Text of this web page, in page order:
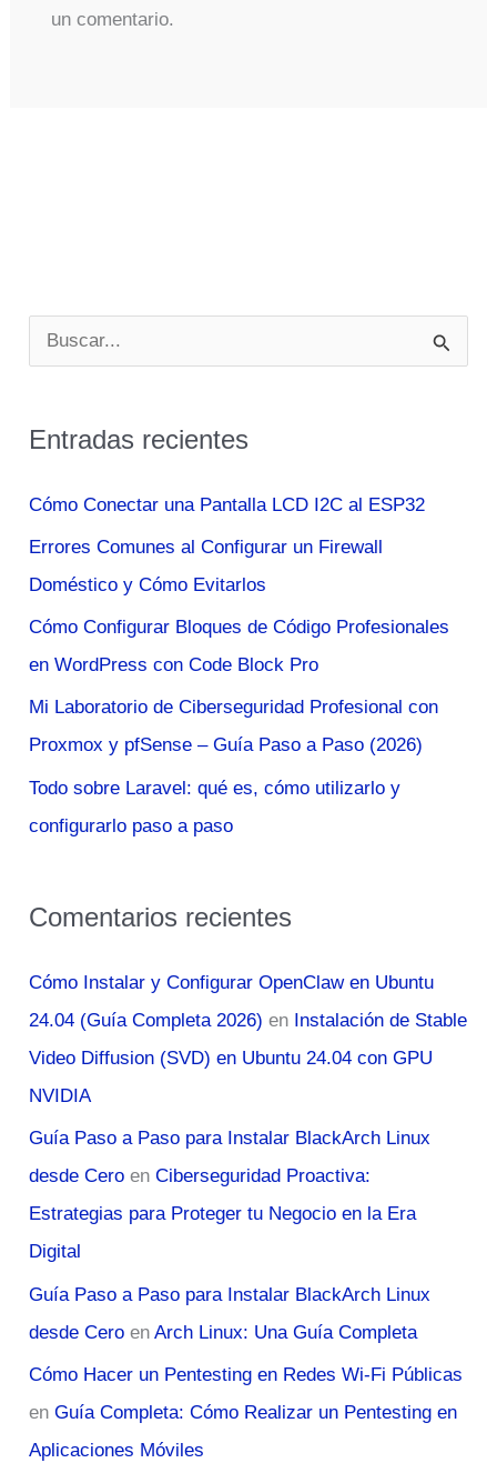
un comentario.
u
c
p
o
r
:
Entradas recientes
Cómo Conectar una Pantalla LCD I2C al ESP32
Errores Comunes al Configurar un Firewall
Doméstico y Cómo Evitarlos
Cómo Configurar Bloques de Código Profesionales
en WordPress con Code Block Pro
Mi Laboratorio de Ciberseguridad Profesional con
Proxmox y pfSense – Guía Paso a Paso (2026)
Todo sobre Laravel: qué es, cómo utilizarlo y
configurarlo paso a paso
Comentarios recientes
Cómo Instalar y Configurar OpenClaw en Ubuntu
24.04 (Guía Completa 2026) en Instalación de Stable
Video Diffusion (SVD) en Ubuntu 24.04 con GPU
NVIDIA
Guía Paso a Paso para Instalar BlackArch Linux
desde Cero enCiberseguridad Proactiva:
Estrategias para Proteger tu Negocio en la Era
Digital
Guía Paso a Paso para Instalar BlackArch Linux
desde Cero enArch Linux: Una Guía Completa
Cómo Hacer un Pentesting en Redes Wi-Fi Públicas
enGuía Completa: Cómo Realizar un Pentesting en
Aplicaciones Móviles